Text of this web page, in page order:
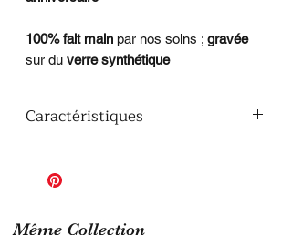
100% fait main par nos soins ; gravée
sur du verre synthétique
Caractéristiques
Couleurs disponibles : 7 couleurs
Violet, Blanc)
Même Collection